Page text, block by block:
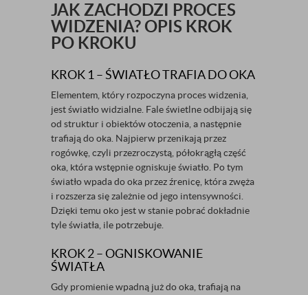
JAK ZACHODZI PROCES
WIDZENIA? OPIS KROK
PO KROKU
KROK 1 – ŚWIATŁO TRAFIA DO OKA
Elementem, który rozpoczyna proces widzenia,
jest światło widzialne. Fale świetlne odbijają się
od struktur i obiektów otoczenia, a następnie
trafiają do oka. Najpierw przenikają przez
rogówkę, czyli przezroczystą, półokrągłą część
oka, która wstępnie ogniskuje światło. Po tym
światło wpada do oka przez źrenicę, która zwęża
i rozszerza się zależnie od jego intensywności.
Dzięki temu oko jest w stanie pobrać dokładnie
tyle światła, ile potrzebuje.
KROK 2 – OGNISKOWANIE
ŚWIATŁA
Gdy promienie wpadną już do oka, trafiają na